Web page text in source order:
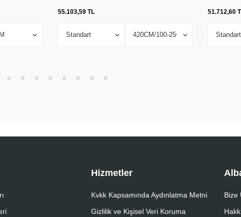
55.103,59 TL 51.712,60
Hizmetler
Kvkk Kapsamında Aydınlatma Metni
Gizlilik ve Kişisel Veri Koruma
Bize